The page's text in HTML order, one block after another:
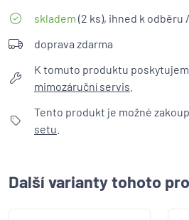
skladem (2 ks), ihned k odběru
doprava zdarma
K tomuto produktu
mimozáruční servis
Tento produkt je možné
setu
Další varianty tohoto